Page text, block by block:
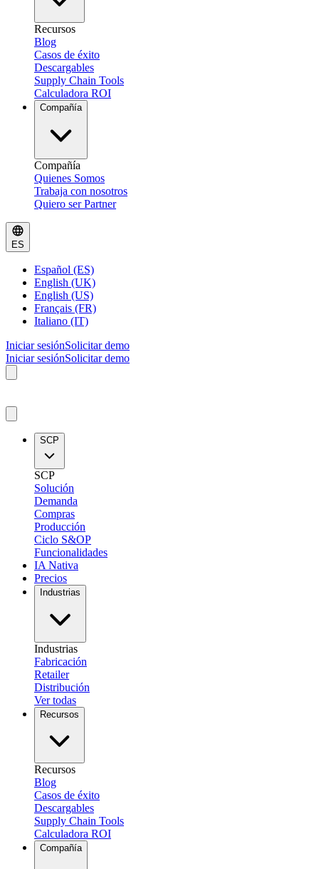
Recursos
Blog
Casos de éxito
Descargables
Supply Chain Tools
Calculadora ROI
Compañía
Compañía
Quienes Somos
Trabaja con nosotros
Quiero ser Partner
ES
Español (ES)
English (UK)
English (US)
Français (FR)
Italiano (IT)
Iniciar sesiónSolicitar demo
Iniciar sesiónSolicitar demo
SCP
SCP
Solución
Demanda
Compras
Producción
Ciclo S&OP
Funcionalidades
IA Nativa
Precios
Industrias
Industrias
Fabricación
Retailer
Distribución
Ver todas
Recursos
Recursos
Blog
Casos de éxito
Descargables
Supply Chain Tools
Calculadora ROI
Compañía